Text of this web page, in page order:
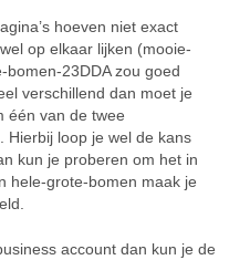
hoeven niet exact
op elkaar lijken (mooie-
23DDA zou goed
verschillend dan moet je
één van de twee
Hierbij loop je wel de kans
kun je proberen om het in
hele-grote-bomen maak je
account dan kun je de